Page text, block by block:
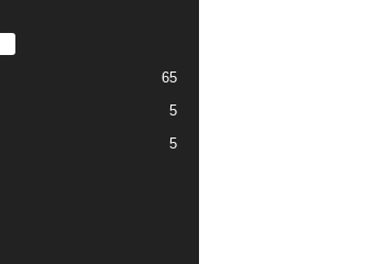
65
5
5